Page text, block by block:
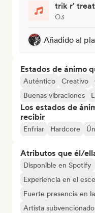
trik r' treat
O3
Añadido al
Estados de ánimo
Auténtico Creativo
Buenas vibraciones
Los estados de
recibir
Enfriar Hardcore
Atributos que él/
Disponible en Spotify
Experiencia en el
Fuerte presencia en
Artista subvencionado